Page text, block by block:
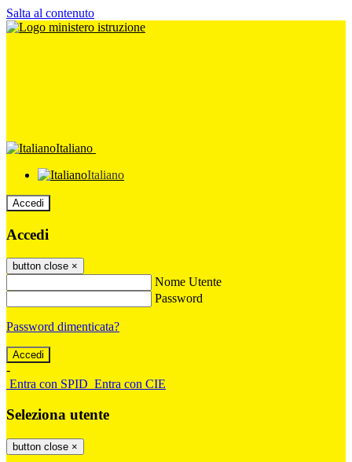
Salta al contenuto
Italiano
Italiano
Accedi
Accedi
button close ×
Nome Utente
Password
Password dimenticata?
-
Entra con SPID Entra con CIE
Seleziona utente
button close ×